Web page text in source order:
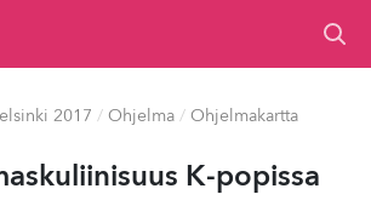
2017 / Ohjelma / Ohjelmakartta
K-popissa